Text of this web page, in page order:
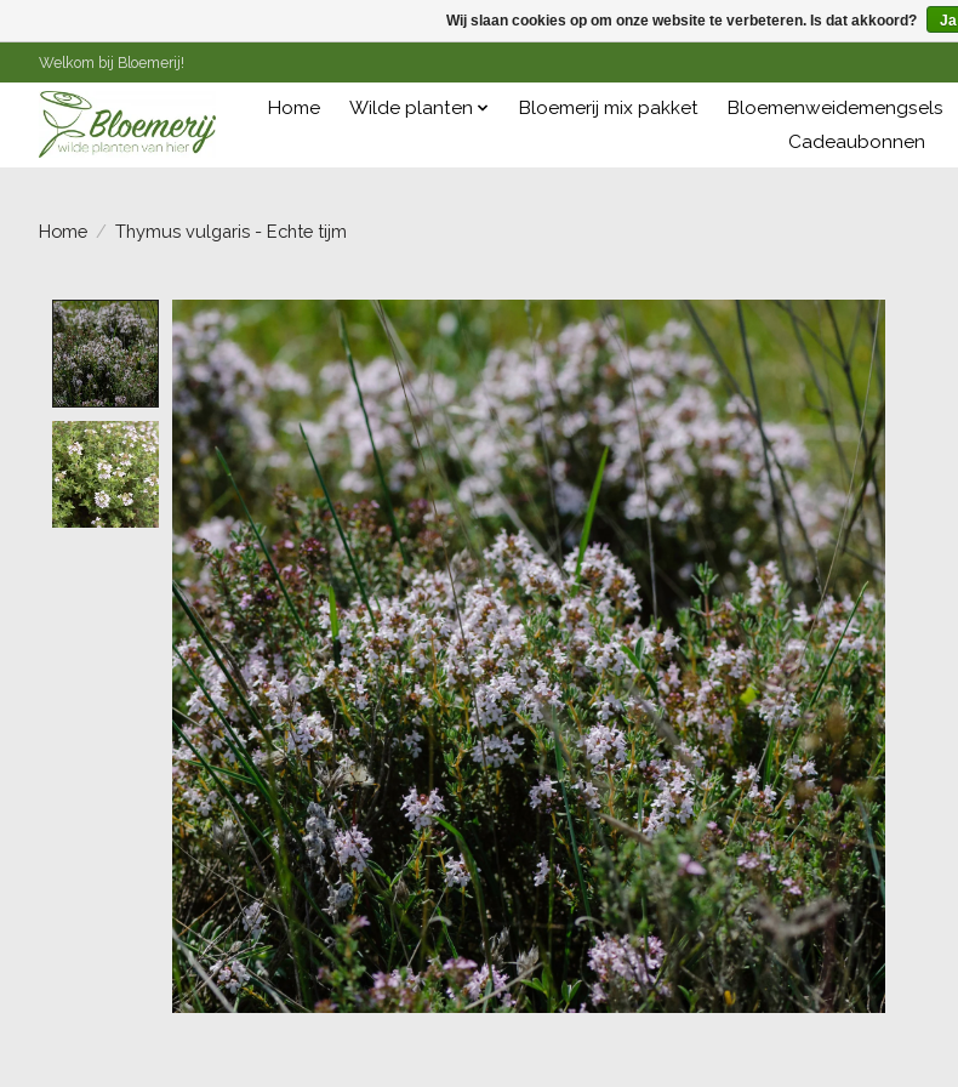
Welkom bij Bloemerij!
Home Wilde planten Bloemerij mix pakket Bloemenweidemengsels
Cadeaubonnen
Home / Thymus vulgaris - Echte tijm
Product image slideshow Items
Wij slaan cookies op om onze website te verbeteren. Is dat akkoord? Ja